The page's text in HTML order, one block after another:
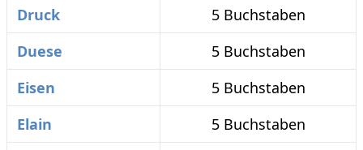
Druck
5 Buchstaben
Duese
5 Buchstaben
Eisen
5 Buchstaben
Elain
5 Buchstaben